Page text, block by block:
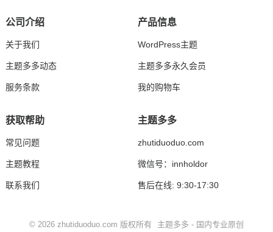
公司介绍
关于我们
主题多多动态
服务条款
产品信息
WordPress主题
主题多多永久会员
我的购物车
获取帮助
常见问题
主题教程
联系我们
主题多多
zhutiduoduo.com
微信号：innholdor
售后在线: 9:30-17:30
© 2026 zhutiduoduo.com 版权所有 主题多多 - 国内专业原创